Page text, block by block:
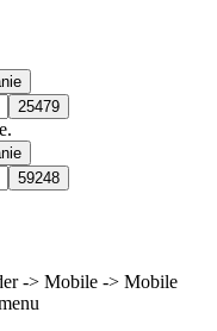
-> Mobile -> Mobile